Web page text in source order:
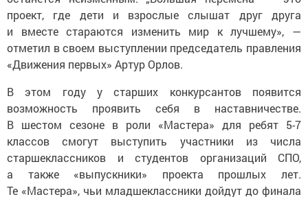
проект, где дети и взрослые слышат друг друга
и вместе стараются изменить мир к лучшему», —
отметил в своем выступлении председатель правления
«Движения первых» Артур Орлов.
В этом году у старших конкурсантов появится
возможность проявить себя в наставничестве.
В шестом сезоне в роли «Мастера» для ребят 5-7
классов смогут выступить участники из числа
старшеклассников и студентов организаций СПО,
а также «выпускники» проекта прошлых лет.
Те «Мастера», чьи младшеклассники дойдут до финала